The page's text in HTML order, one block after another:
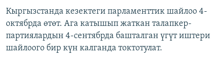
Кыргызстанда кезектеги парламенттик шайлоо 4-
октябрда өтөт. Ага катышып жаткан талапкер-
партиялардын 4-сентябрда башталган үгүт иштери
шайлоого бир күн калганда токтотулат.